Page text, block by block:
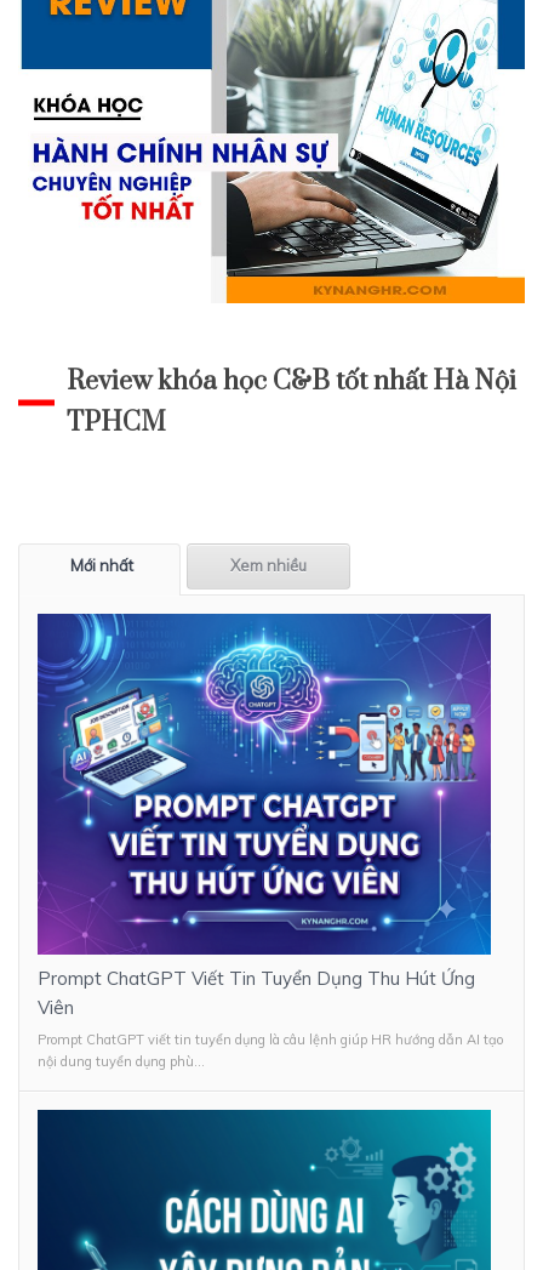
Review khóa học C&B tốt nhất Hà Nội
TPHCM
Mới nhất Xem nhiều
Prompt ChatGPT Viết Tin Tuyển Dụng Thu Hút Ứng
Viên
Prompt ChatGPT viết tin tuyển dụng là câu lệnh giúp HR hướng dẫn AI tạo
nội dung tuyển dụng phù...